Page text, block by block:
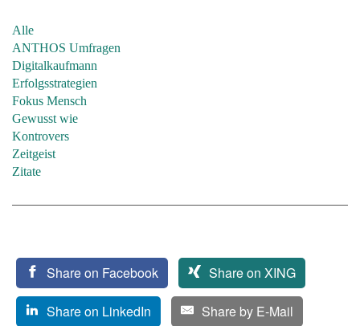
Alle
ANTHOS Umfragen
Digitalkaufmann
Erfolgsstrategien
Fokus Mensch
Gewusst wie
Kontrovers
Zeitgeist
Zitate
Share on Facebook Share on XING
Share on LinkedIn Share by E-Mail